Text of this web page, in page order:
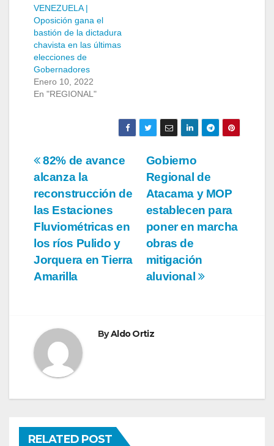
VENEZUELA |
Oposición gana el
bastión de la dictadura
chavista en las últimas
elecciones de
Gobernadores
Enero 10, 2022
En "REGIONAL"
Navegación
de
entradas
Gobierno
Regional de
Atacama y MOP
establecen para
poner en marcha
obras de
mitigación
aluvional
82% de avance
alcanza la
reconstrucción de
las Estaciones
Fluviométricas en
los ríos Pulido y
Jorquera en Tierra
Amarilla
ByAldo Ortiz
RELATED POST